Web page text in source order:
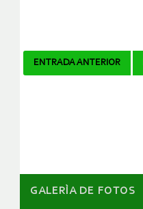
Navegador
ENTRADA ANTERIOR
GALERÌA DE FOTOS